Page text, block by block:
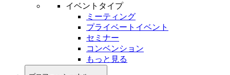
イベントタイプ
ミーティング
プライベートイベント
セミナー
コンベンション
もっと見る